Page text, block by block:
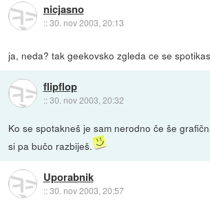
nicjasno
::30. nov 2003, 20:13
ja, neda? tak geekovsko zgleda ce se
flipflop
::30. nov 2003, 20:32
Ko se spotakneš je sam nerodno če še
si pa bučo razbiješ.
Uporabnik
::30. nov 2003, 20:57